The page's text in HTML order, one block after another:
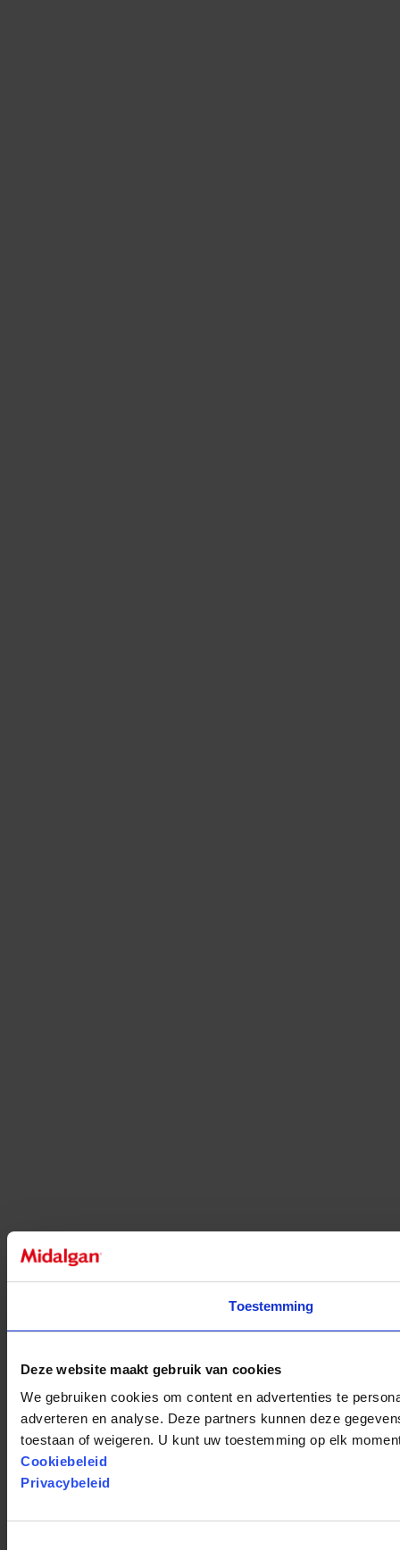
Toestemming
Deze website maakt gebruik van cookies
We gebruiken cookies om content en advertenties te
adverteren en analyse. Deze partners kunnen deze
toestaan ​​of weigeren. U kunt uw toestemming op elk
Cookiebeleid
Privacybeleid